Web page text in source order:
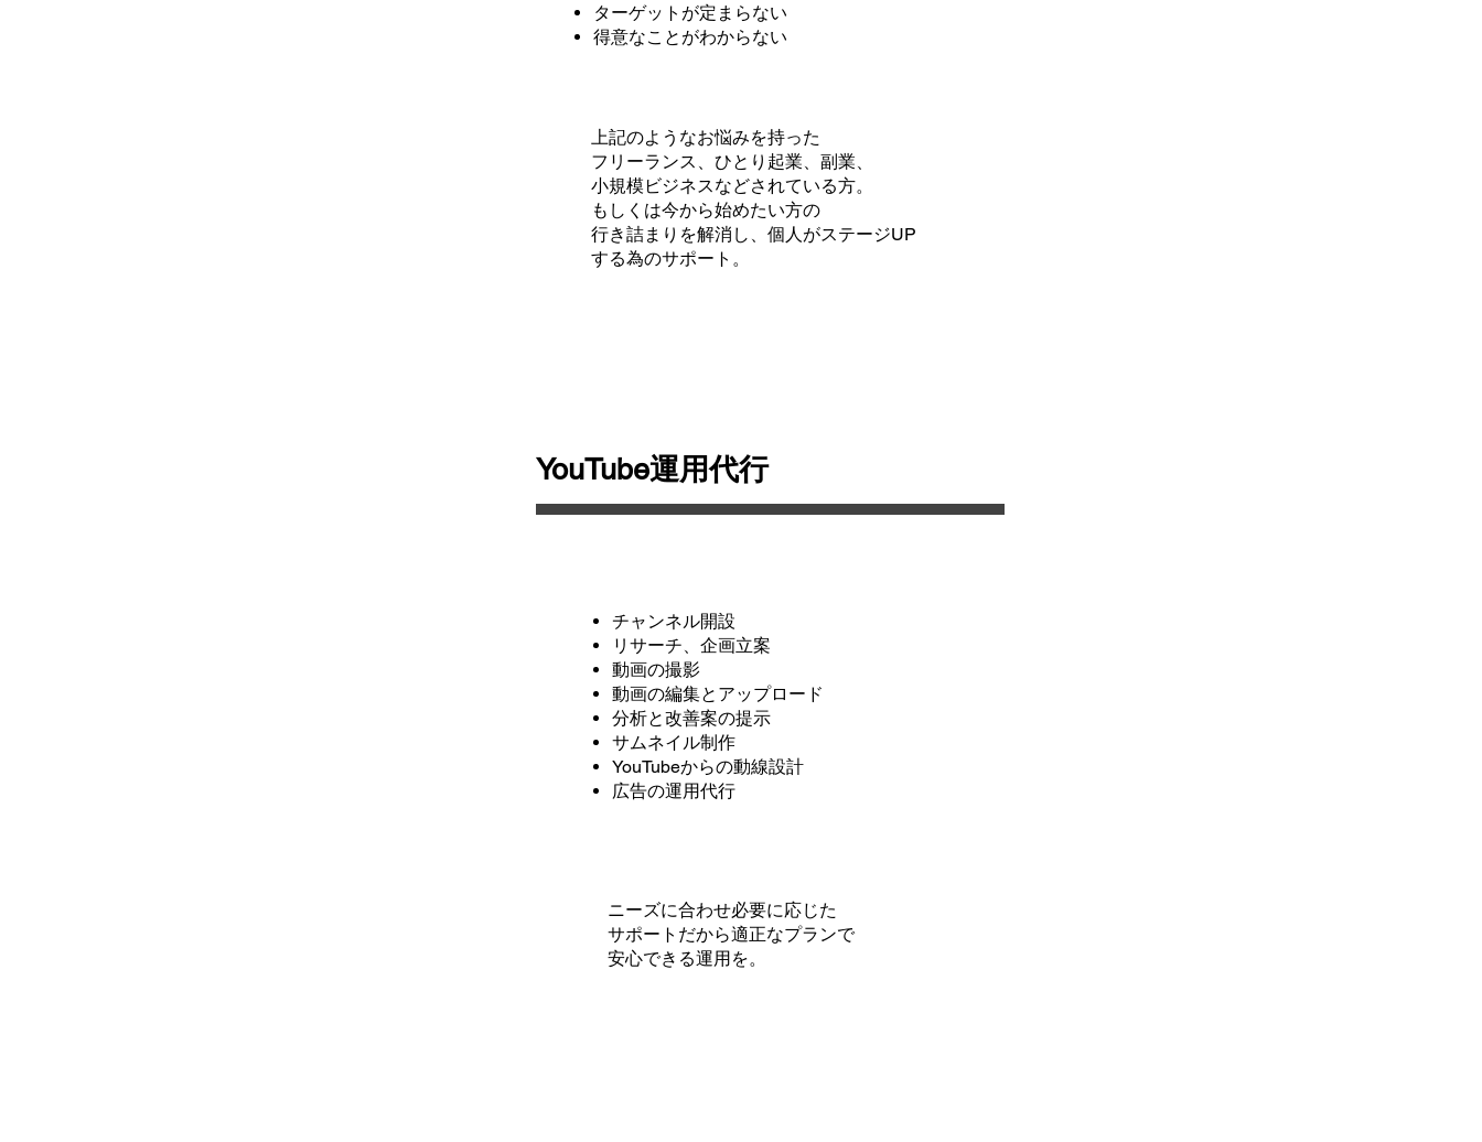
​ターゲットが定まらない
​得意なことがわからない
上記のようなお悩みを持った
フリーランス、ひとり起業、副業、
小規模ビジネスなどされている方。
​もしくは今から始めたい方の
行き詰まりを解消し、個人がステージUP
​する為のサポート。
​YouTube運用代行
チャンネル開設
​リサーチ、企画立案
動画の撮影
動画の編集とアップロード
分析と改善案の提示
​サムネイル制作
YouTubeからの動線設計
広告の運用代行
​ニーズに合わせ必要に応じた
サポートだから適正なプランで
安心できる運用を。